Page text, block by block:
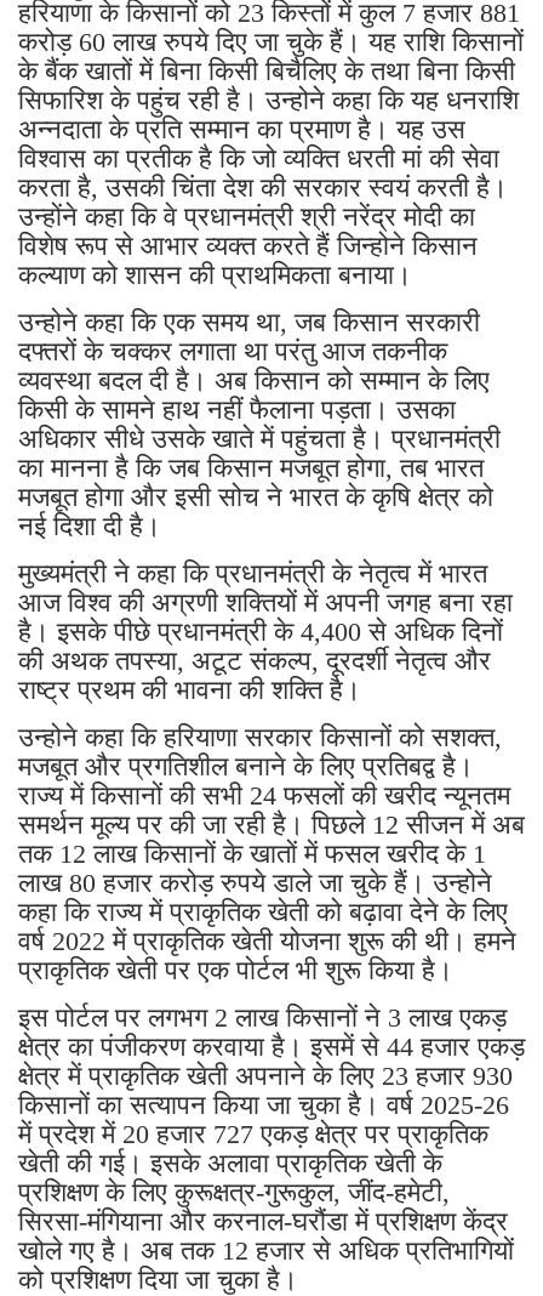
हरियाणा के किसानों को 23 किस्तों में कुल 7 हजार 881
करोड़ 60 लाख रुपये दिए जा चुके हैं। यह राशि किसानों
के बैंक खातों में बिना किसी बिचैलिए के तथा बिना किसी
सिफारिश के पहुंच रही है। उन्होने कहा कि यह धनराशि
अन्नदाता के प्रति सम्मान का प्रमाण है। यह उस
विश्वास का प्रतीक है कि जो व्यक्ति धरती मां की सेवा
करता है, उसकी चिंता देश की सरकार स्वयं करती है।
उन्होंने कहा कि वे प्रधानमंत्री श्री नरेंद्र मोदी का
विशेष रूप से आभार व्यक्त करते हैं जिन्होने किसान
कल्याण को शासन की प्राथमिकता बनाया।
उन्होने कहा कि एक समय था, जब किसान सरकारी
दफ्तरों के चक्कर लगाता था परंतु आज तकनीक
व्यवस्था बदल दी है। अब किसान को सम्मान के लिए
किसी के सामने हाथ नहीं फैलाना पड़ता। उसका
अधिकार सीधे उसके खाते में पहुंचता है। प्रधानमंत्री
का मानना है कि जब किसान मजबूत होगा, तब भारत
मजबूत होगा और इसी सोच ने भारत के कृषि क्षेत्र को
नई दिशा दी है।
मुख्यमंत्री ने कहा कि प्रधानमंत्री के नेतृत्व में भारत
आज विश्व की अग्रणी शक्तियों में अपनी जगह बना रहा
है। इसके पीछे प्रधानमंत्री के 4,400 से अधिक दिनों
की अथक तपस्या, अटूट संकल्प, दूरदर्शी नेतृत्व और
राष्ट्र प्रथम की भावना की शक्ति है।
उन्होने कहा कि हरियाणा सरकार किसानों को सशक्त,
मजबूत और प्रगतिशील बनाने के लिए प्रतिबद्व है।
राज्य में किसानों की सभी 24 फसलों की खरीद न्यूनतम
समर्थन मूल्य पर की जा रही है। पिछले 12 सीजन में अब
तक 12 लाख किसानों के खातों में फसल खरीद के 1
लाख 80 हजार करोड़ रुपये डाले जा चुके हैं। उन्होने
कहा कि राज्य में प्राकृतिक खेती को बढ़ावा देने के लिए
वर्ष 2022 में प्राकृतिक खेती योजना शुरू की थी। हमने
प्राकृतिक खेती पर एक पोर्टल भी शुरू किया है।
इस पोर्टल पर लगभग 2 लाख किसानों ने 3 लाख एकड़
क्षेत्र का पंजीकरण करवाया है। इसमें से 44 हजार एकड़
क्षेत्र में प्राकृतिक खेती अपनाने के लिए 23 हजार 930
किसानों का सत्यापन किया जा चुका है। वर्ष 2025-26
में प्रदेश में 20 हजार 727 एकड़ क्षेत्र पर प्राकृतिक
खेती की गई। इसके अलावा प्राकृतिक खेती के
प्रशिक्षण के लिए कुरूक्षत्र-गुरूकुल, जींद-हमेटी,
सिरसा-मंगियाना और करनाल-घरौंडा में प्रशिक्षण केंद्र
खोले गए है। अब तक 12 हजार से अधिक प्रतिभागियों
को प्रशिक्षण दिया जा चुका है।